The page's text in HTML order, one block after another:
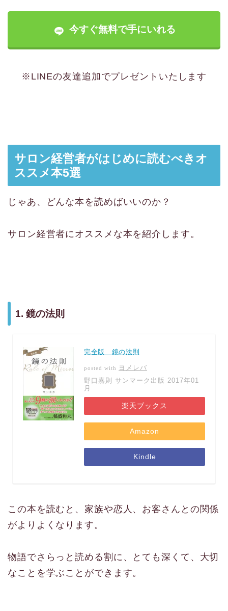
今すぐ無料で手にいれる
※LINEの友達追加でプレゼントいたします
サロン経営者がはじめに読むべきオ
ススメ本5選
じゃあ、どんな本を読めばいいのか？
サロン経営者にオススメな本を紹介します。
1. 鏡の法則
完全版 鏡の法則
posted with
ヨメレバ
野口嘉則 サンマーク出版 2017年01
月
楽天ブックス
Amazon
Kindle
この本を読むと、家族や恋人、お客さんとの関係
がよりよくなります。
物語でさらっと読める割に、とても深くて、大切
なことを学ぶことができます。